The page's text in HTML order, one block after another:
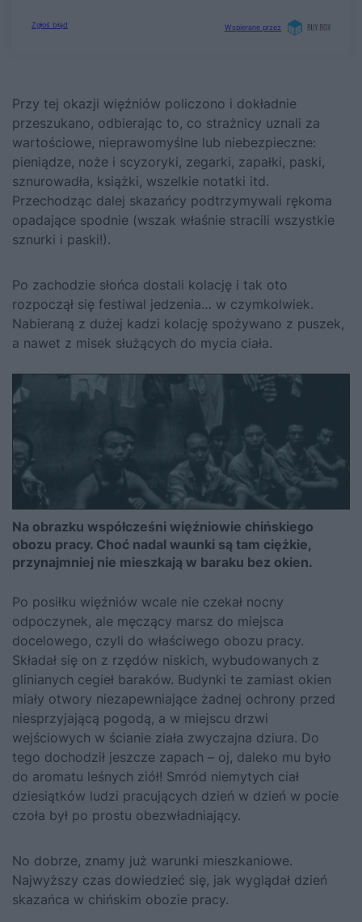
Przy tej okazji więźniów policzono i dokładnie
przeszukano, odbierając to, co strażnicy uznali za
wartościowe, nieprawomyślne lub niebezpieczne:
pieniądze, noże i scyzoryki, zegarki, zapałki, paski,
sznurowadła, książki, wszelkie notatki itd.
Przechodząc dalej skazańcy podtrzymywali rękoma
opadające spodnie (wszak właśnie stracili wszystkie
sznurki i paski!).
Po zachodzie słońca dostali kolację i tak oto
rozpoczął się festiwal jedzenia… w czymkolwiek.
Nabieraną z dużej kadzi kolację spożywano z puszek,
a nawet z misek służących do mycia ciała.
Na obrazku współcześni więźniowie chińskiego
obozu pracy. Choć nadal waunki są tam ciężkie,
przynajmniej nie mieszkają w baraku bez okien.
Po posiłku więźniów wcale nie czekał nocny
odpoczynek, ale męczący marsz do miejsca
docelowego, czyli do właściwego obozu pracy.
Składał się on z rzędów niskich, wybudowanych z
glinianych cegieł baraków. Budynki te zamiast okien
miały otwory niezapewniające żadnej ochrony przed
niesprzyjającą pogodą, a w miejscu drzwi
wejściowych w ścianie ziała zwyczajna dziura. Do
tego dochodził jeszcze zapach – oj, daleko mu było
do aromatu leśnych ziół! Smród niemytych ciał
dziesiątków ludzi pracujących dzień w dzień w pocie
czoła był po prostu obezwładniający.
No dobrze, znamy już warunki mieszkaniowe.
Najwyższy czas dowiedzieć się, jak wyglądał dzień
skazańca w chińskim obozie pracy.